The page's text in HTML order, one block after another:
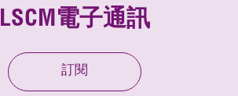
LSCM電子通訊
訂閱